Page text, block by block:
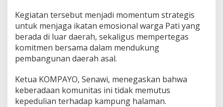
Kegiatan tersebut menjadi momentum strategis
untuk menjaga ikatan emosional warga Pati yang
berada di luar daerah, sekaligus mempertegas
komitmen bersama dalam mendukung
pembangunan daerah asal.
Ketua KOMPAYO, Senawi, menegaskan bahwa
keberadaan komunitas ini tidak memutus
kepedulian terhadap kampung halaman.